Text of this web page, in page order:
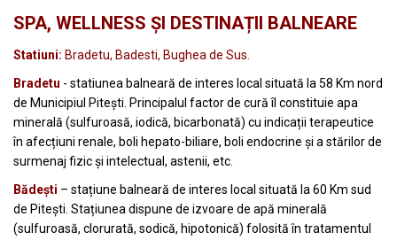
SPA, WELLNESS ȘI DESTINAȚII BALNEARE
Statiuni: Bradetu, Badesti, Bughea de Sus.
Bradetu - statiunea balneară de interes local situată la 58 Km nord
de Municipiul Pitești. Principalul factor de cură îl constituie apa
minerală (sulfuroasă, iodică, bicarbonată) cu indicații terapeutice
în afecțiuni renale, boli hepato-biliare, boli endocrine și a stărilor de
surmenaj fizic și intelectual, astenii, etc.
Bădești – stațiune balneară de interes local situată la 60 Km sud
de Pitești. Stațiunea dispune de izvoare de apă minerală
(sulfuroasă, clorurată, sodică, hipotonică) folosită în tratamentul